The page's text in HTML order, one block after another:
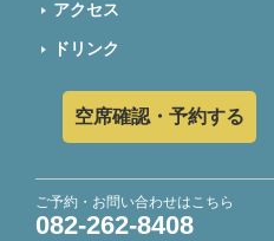
アクセス
ドリンク
空席確認・予約する
ご予約・お問い合わせはこちら
082-262-8408